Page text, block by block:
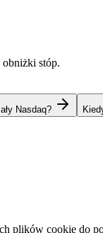
obniżki stóp.
Nasdaq?
plików cookie do